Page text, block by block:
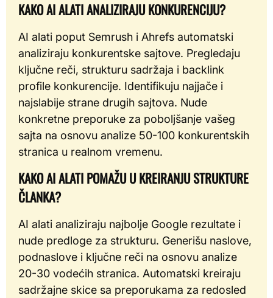
KAKO AI ALATI ANALIZIRAJU KONKURENCIJU?
AI alati poput Semrush i Ahrefs automatski
analiziraju konkurentske sajtove. Pregledaju
ključne reči, strukturu sadržaja i backlink
profile konkurencije. Identifikuju najjače i
najslabije strane drugih sajtova. Nude
konkretne preporuke za poboljšanje vašeg
sajta na osnovu analize 50-100 konkurentskih
stranica u realnom vremenu.
KAKO AI ALATI POMAŽU U KREIRANJU STRUKTURE
ČLANKA?
AI alati analiziraju najbolje Google rezultate i
nude predloge za strukturu. Generišu naslove,
podnaslove i ključne reči na osnovu analize
20-30 vodećih stranica. Automatski kreiraju
sadržajne skice sa preporukama za redosled